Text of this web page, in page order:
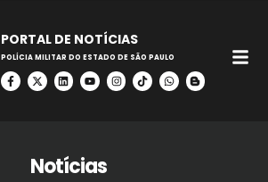
PORTAL DE NOTÍCIAS
POLÍCIA MILITAR DO ESTADO DE SÃO PAULO
Notícias